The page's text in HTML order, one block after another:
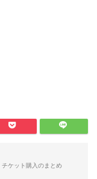
チケット購入のまとめ